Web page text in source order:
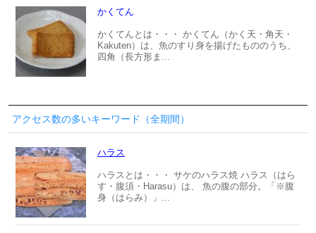
かくてん
かくてんとは・・・ かくてん（かく天・角天・
Kakuten）は、魚のすり身を揚げたもののうち、
四角（長方形ま...
アクセス数の多いキーワード（全期間）
ハラス
ハラスとは・・・ サケのハラス焼 ハラス（はら
す・腹須・Harasu）は、 魚の腹の部分。「※腹
身（はらみ）」...